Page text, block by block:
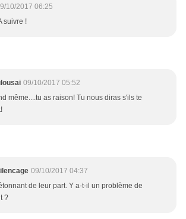
10/2017 06:25
suivre !
09/10/2017 05:52
même....tu as raison! Tu nous diras s'ils te
09/10/2017 04:37
de leur part. Y a-t-il un problème de
?